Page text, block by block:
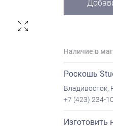
Наличие в
Роскошь
Владивосток,
+7 (423) 234-
Изготовить